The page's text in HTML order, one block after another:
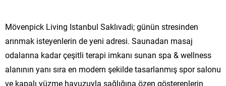
Mövenpick Living Istanbul Saklıvadi; günün stresinden
arınmak isteyenlerin de yeni adresi. Saunadan masaj
odalarına kadar çeşitli terapi imkanı sunan spa & wellness
alanının yanı sıra en modern şekilde tasarlanmış spor salonu
ve kapalı yüzme havuzuyla sağlığına özen gösterenlerin